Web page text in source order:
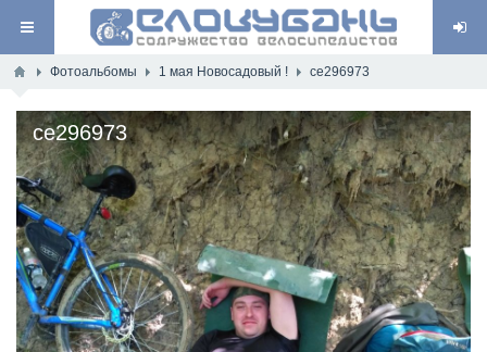
Фотоальбомы 1 мая Новосадовый ! ce296973
ce296973